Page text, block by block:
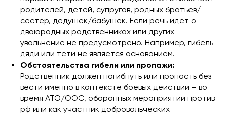
родителей, детей, супругов, родных братьев/
сестер, дедушек/бабушек. Если речь идет о
двоюродных родственниках или других –
увольнение не предусмотрено. Например, гибель
дяди или тети не является основанием.
Обстоятельства гибели или пропажи:
Родственник должен погибнуть или пропасть без
вести именно в контексте боевых действий – во
время АТО/ООС, оборонных мероприятий против
рф или как участник добровольческих